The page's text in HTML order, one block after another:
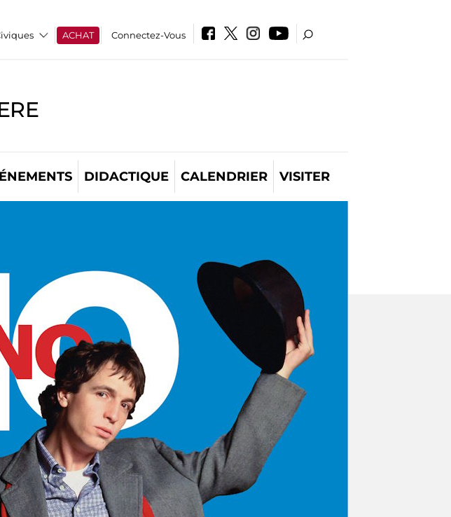
ACHAT Connectez-Vous
DIDACTIQUE CALENDRIER VISITER